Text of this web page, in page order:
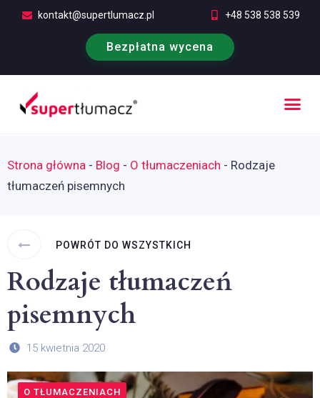
kontakt@supertlumacz.pl +48 538 538 539
Bezpłatna wycena
Strona główna - Blog - O tłumaczeniach - Rodzaje
tłumaczeń pisemnych
POWRÓT DO WSZYSTKICH
Rodzaje tłumaczeń
pisemnych
15 kwietnia 2020
O TŁUMACZENIACH